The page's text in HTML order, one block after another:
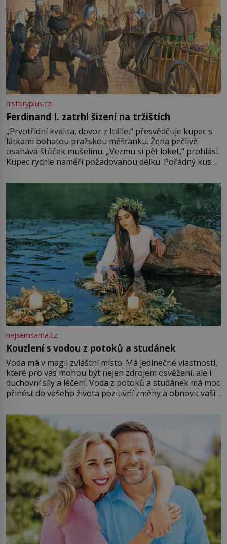
historyplus.cz
Ferdinand I. zatrhl šizení na tržištích
„Prvotřídní kvalita, dovoz z Itálie,“ přesvědčuje kupec s
látkami bohatou pražskou měšťanku. Žena pečlivě
osahává štůček mušelínu. „Vezmu si pět loket,“ prohlásí.
Kupec rychle naměří požadovanou délku. Pořádný kus
milostpaní. Stačí jenom na sukni,“ zhodnotí švadlena
množství růžového mušelínu. „Ošidili vás, podívejte.“
Vezme do ruky dřevěnou
nejsemsama.cz
Kouzlení s vodou z potoků a studánek
Voda má v magii zvláštní místo. Má jedinečné vlastnosti,
které pro vás mohou být nejen zdrojem osvěžení, ale i
duchovní síly a léčení. Voda z potoků a studánek má moc
přinést do vašeho života pozitivní změny a obnovit vaši
můžete obohatit své rituály a přinést do svého života
větší harmonii a klid. Je důležité